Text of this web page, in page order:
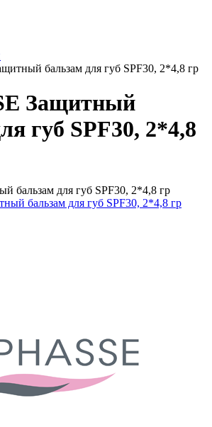
бальзам для губ SPF30, 2*4,8 гр
Защитный
губ SPF30, 2*4,8
бальзам для губ SPF30, 2*4,8 гр